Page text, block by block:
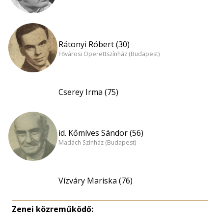
Rátonyi Róbert (30)
Fővárosi Operettszínház (Budapest)
Cserey Irma (75)
id. Kőmíves Sándor (56)
Madách Színház (Budapest)
Vízváry Mariska (76)
Zenei közreműködő: